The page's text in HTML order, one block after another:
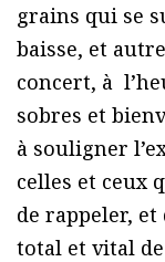
grains qui se
baisse, et
concert, à
sobres et
à souligner
celles et ceux
de rappeler, et
total et vital